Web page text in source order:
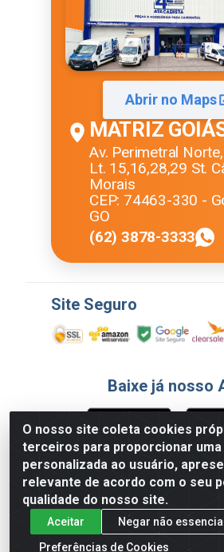
O nosso site coleta cookies
terceiros para proporcionar
personalizada ao usuário,
relevante de acordo com o seu
qualidade do nosso site.
Aceitar
Negar não
Preferências de Cookies
Abrir no Maps
MATRIZ
Av. Perimetral
Lt. 15,16,28,29 St.
Morais
CEP: 74463-330 -
GO
(62) 3878-3333
Site Seguro
Baixe já nosso
Formas de